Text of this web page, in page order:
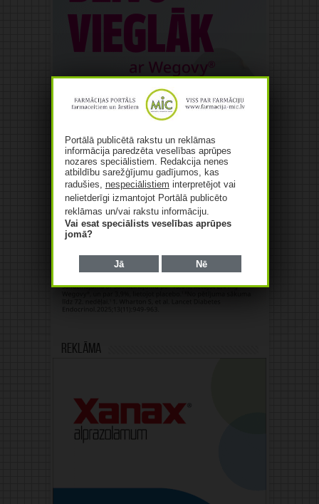
Reklāma
Portālā publicētā rakstu un reklāmas
informācija paredzēta veselības aprūpes
nozares speciālistiem. Redakcija nenes
atbildību sarežģījumu gadījumos, kas
radušies, nespeciālistiem interpretējot vai
nelietderīgi izmantojot Portālā publicēto
reklāmas un/vai rakstu informāciju.
Vai esat speciālists veselības aprūpes
jomā?
Jā Nē